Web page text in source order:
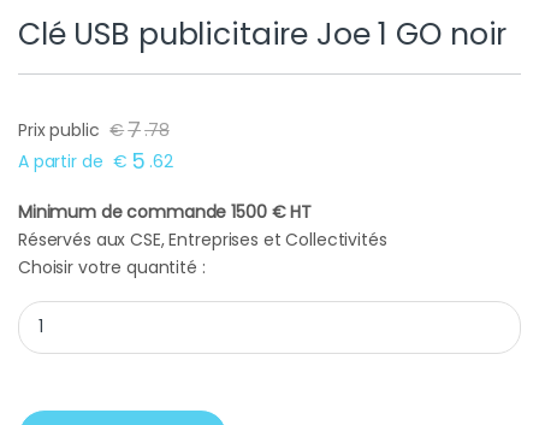
Clé USB publicitaire Joe 1 GO noir
Prix public €7.78
A partir de € 5 .62
Minimum de commande 1500 € HT
Réservés aux CSE, Entreprises et Collectivités
Choisir votre quantité :
Clé USB publicitaire Joe 1 GO noir quantity